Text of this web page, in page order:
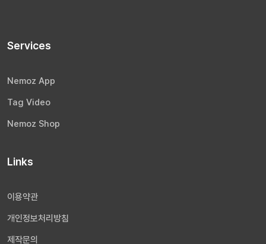
Services
Nemoz App
Tag Video
Nemoz Shop
Links
이용약관
개인정보처리방침
제작문의